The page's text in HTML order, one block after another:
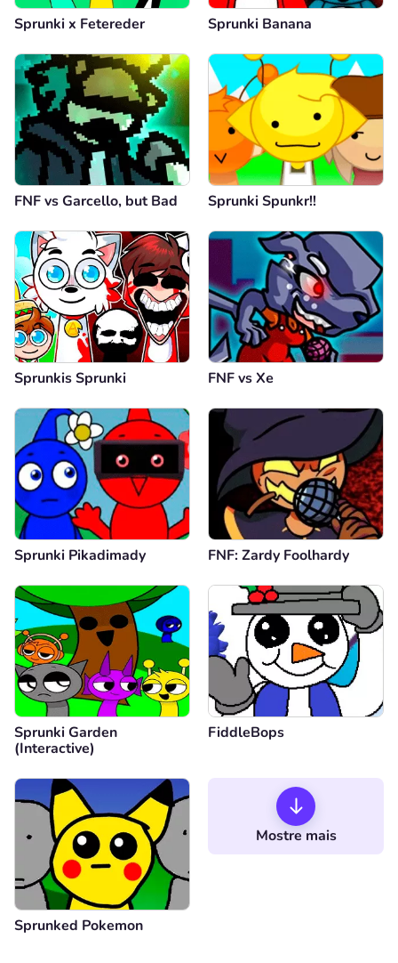
Sprunki x Fetereder Sprunki Banana
FNF vs Garcello, but Bad Sprunki Spunkr!!
Sprunkis Sprunki FNF vs Xе
Sprunki Pikadimady FNF: Zardy Foolhardy
Sprunki Garden
(Interactive)
FiddleBops
Sprunked Pokemon
Mostre mais